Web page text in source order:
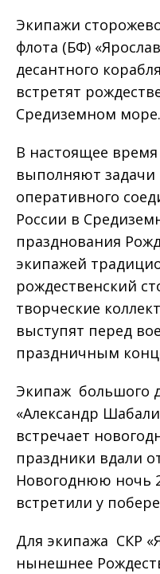
Экипажи
флота (БФ)
десантного
встретят
Средиземном море.
В настоящее
выполняют задачи
оперативного
России в
празднования
экипажей
рождественский
творческие
выступят перед
праздничным
Экипаж большого
«Александр
встречает
праздники вдали
Новогоднюю ночь
встретили у
Для экипажа СКР
нынешнее